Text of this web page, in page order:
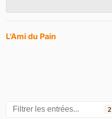
Entrées
L'Ami du Pain
2